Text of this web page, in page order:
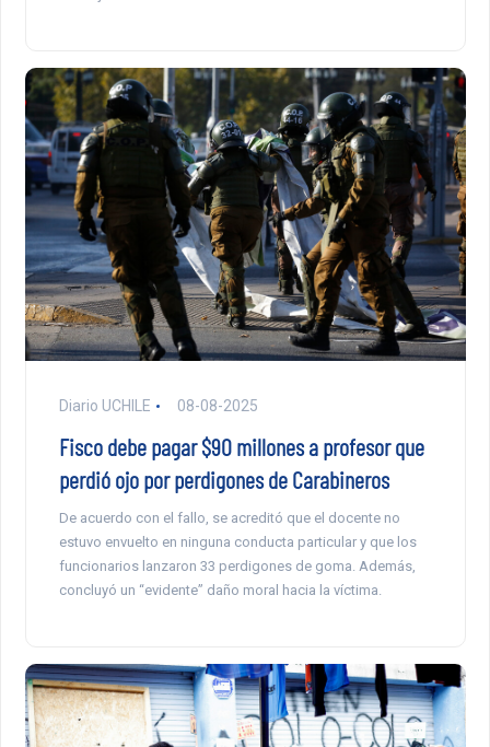
Diario UCHILE 08-08-2025
Fisco debe pagar $90 millones a profesor que
perdió ojo por perdigones de Carabineros
De acuerdo con el fallo, se acreditó que el docente no
estuvo envuelto en ninguna conducta particular y que los
funcionarios lanzaron 33 perdigones de goma. Además,
concluyó un “evidente” daño moral hacia la víctima.